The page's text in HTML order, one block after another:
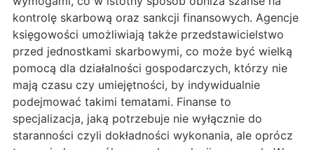
kontrolę skarbową oraz sankcji finansowych. Agencje
księgowości umożliwiają także przedstawicielstwo
przed jednostkami skarbowymi, co może być wielką
pomocą dla działalności gospodarczych, którzy nie
mają czasu czy umiejętności, by indywidualnie
podejmować takimi tematami. Finanse to
specjalizacja, jaką potrzebuje nie wyłącznie do
staranności czyli dokładności wykonania, ale oprócz